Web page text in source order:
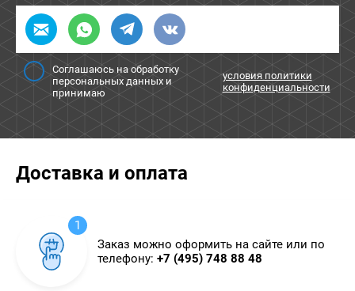
Соглашаюсь на обработку
персональных данных и
принимаю
условия политики
конфиденциальности
Доставка и оплата
1
Заказ можно оформить на сайте или по
телефону: +7 (495) 748 88 48